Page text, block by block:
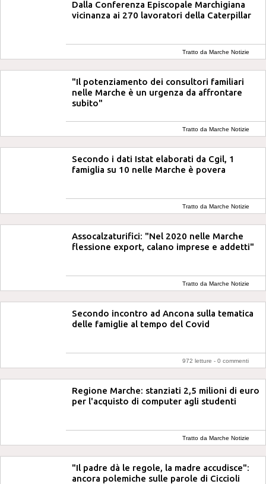
Dalla Conferenza Episcopale Marchigiana
vicinanza ai 270 lavoratori della Caterpillar
Tratto da Marche Notizie
"Il potenziamento dei consultori familiari
nelle Marche è un urgenza da affrontare
subito"
Tratto da Marche Notizie
Secondo i dati Istat elaborati da Cgil, 1
famiglia su 10 nelle Marche è povera
Tratto da Marche Notizie
Assocalzaturifici: "Nel 2020 nelle Marche
flessione export, calano imprese e addetti"
Tratto da Marche Notizie
Secondo incontro ad Ancona sulla tematica
delle famiglie al tempo del Covid
972 letture - 0 commenti
Regione Marche: stanziati 2,5 milioni di euro
per l'acquisto di computer agli studenti
Tratto da Marche Notizie
"Il padre dà le regole, la madre accudisce":
ancora polemiche sulle parole di Ciccioli